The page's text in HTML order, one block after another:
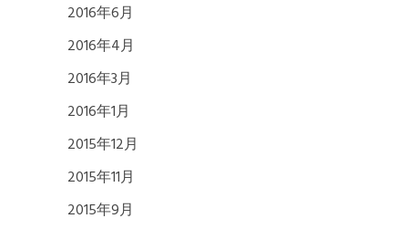
2016年6月
2016年4月
2016年3月
2016年1月
2015年12月
2015年11月
2015年9月